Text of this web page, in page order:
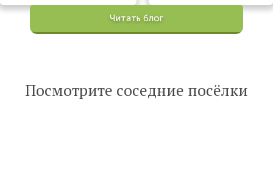
Просмотров:
Опубликована:
статью
Читать блог
Посмотрите соседние посёлки